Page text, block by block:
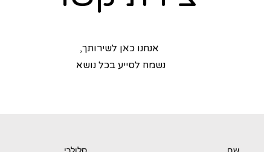
אנחנו כאן לשירותך,
נשמח לסייע בכל נושא